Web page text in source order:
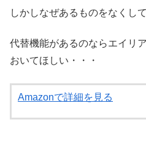
しかしなぜあるものをなくし
代替機能があるのならエイリ
おいてほしい・・・
Amazonで詳細を見る